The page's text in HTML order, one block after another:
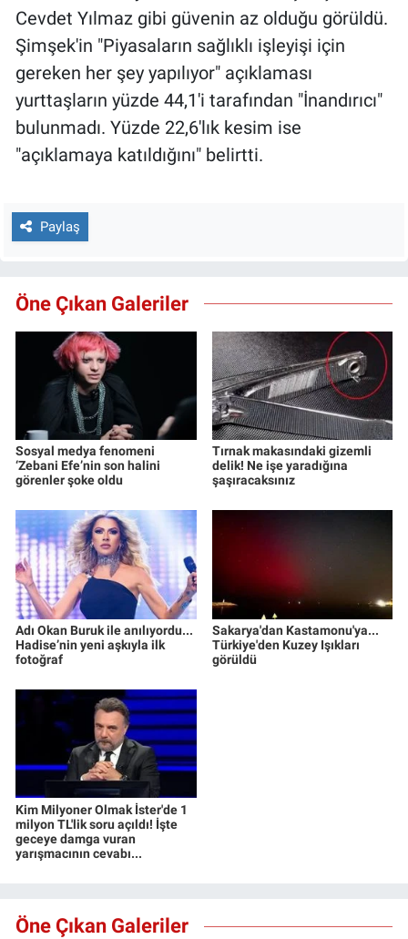
Cevdet Yılmaz gibi güvenin az olduğu görüldü.
Şimşek'in "Piyasaların sağlıklı işleyişi için
gereken her şey yapılıyor" açıklaması
yurttaşların yüzde 44,1'i tarafından "İnandırıcı"
bulunmadı. Yüzde 22,6'lık kesim ise
"açıklamaya katıldığını" belirtti.
Paylaş
Öne Çıkan Galeriler
Sosyal medya fenomeni
‘Zebani Efe’nin son halini
görenler şoke oldu
Tırnak makasındaki gizemli
delik! Ne işe yaradığına
şaşıracaksınız
Adı Okan Buruk ile anılıyordu...
Hadise’nin yeni aşkıyla ilk
fotoğraf
Sakarya'dan Kastamonu'ya...
Türkiye'den Kuzey Işıkları
görüldü
Kim Milyoner Olmak İster'de 1
milyon TL'lik soru açıldı! İşte
geceye damga vuran
yarışmacının cevabı...
Öne Çıkan Galeriler